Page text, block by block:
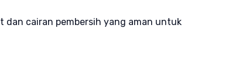
dan cairan pembersih yang aman untuk